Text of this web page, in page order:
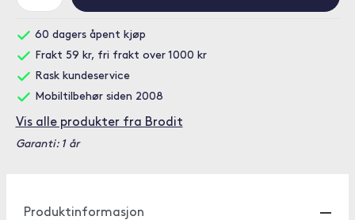
60 dagers åpent kjøp
Frakt 59 kr, fri frakt over 1000 kr
Rask kundeservice
Mobiltilbehør siden 2008
Vis alle produkter fra Brodit
Garanti: 1 år
Produktinformasjon